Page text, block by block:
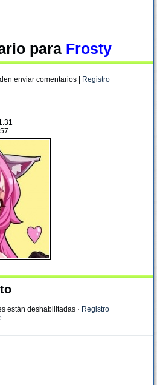
para Frosty
enviar comentarios | Registro
están deshabilitadas · Registro